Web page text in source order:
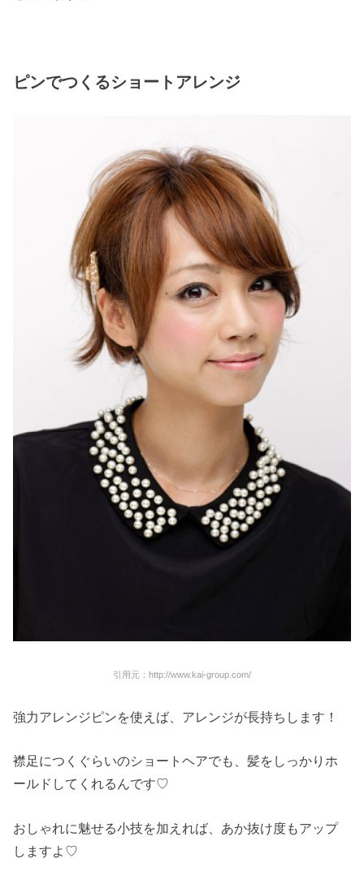
ピンでつくるショートアレンジ
引用元：http://www.kai-group.com/
強力アレンジピンを使えば、アレンジが長持ちします！
襟足につくぐらいのショートヘアでも、髪をしっかりホ
ールドしてくれるんです♡
おしゃれに魅せる小技を加えれば、あか抜け度もアップ
しますよ♡